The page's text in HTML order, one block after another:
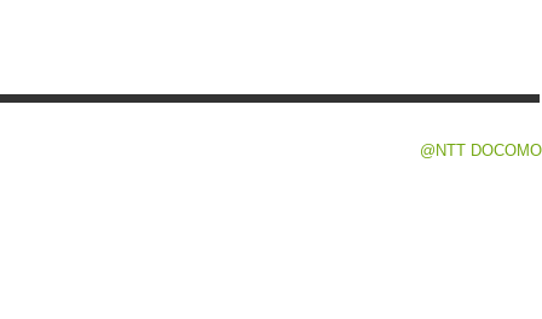
@NTT DOCOMO